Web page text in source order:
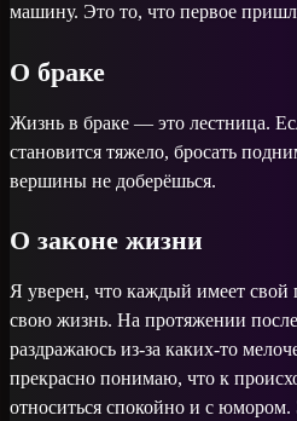
машину. Это то, что первое
О браке
Жизнь в браке — это лестница.
становится тяжело, бросать
вершины не доберёшься.
О законе жизни
Я уверен, что каждый имеет свой
свою жизнь. На протяжении
раздражаюсь из-за каких-то
прекрасно понимаю, что к
относиться спокойно и с